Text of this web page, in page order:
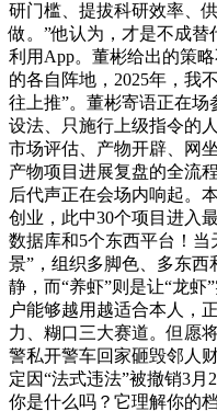
研门槛、提拔科研效率、
做。”他认为，才是不成
利用App。董彬给出的策
的各自阵地，2025年，我
往上推”。董彬寄语正在场
设法、只施行上级指令的
市场评估、产物开辟、网
产物项目进展复盘的全流
后代声正在会场内响起。
创业，此中30个项目进入
数据库和5个东西平台！
景”，组织多脚色、多东
静，而“养虾”则是让“龙虾
户能够越用越适合本人，
力、糊口三大赛道。但愿
警私开警车回家砸毁邻人
定因“法式违法”被撤销3月
你是什么吗？它理解你的